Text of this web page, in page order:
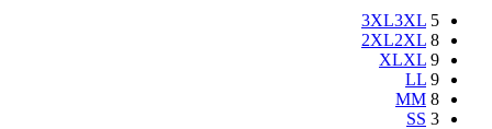
3XL3XL 5
2XL2XL 8
XLXL 9
LL 9
MM 8
SS 3